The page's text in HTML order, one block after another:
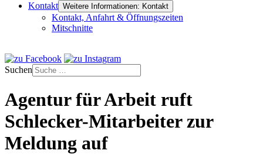
Kontakt Weitere Informationen: Kontakt
Kontakt, Anfahrt & Öffnungszeiten
Mitschnitte
Suchen
Agentur für Arbeit ruft
Schlecker-Mitarbeiter zur
Meldung auf